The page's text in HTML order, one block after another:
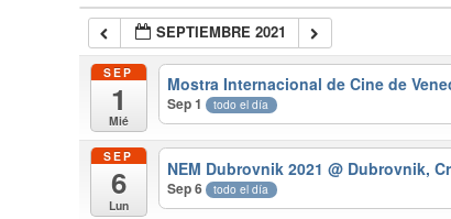
SEPTIEMBRE 2021
SEP
1
Mié
Mostra Internacional de Cine de
Sep 1 todo el día
SEP
6
Lun
NEM Dubrovnik 2021@ Dubrovnik,
Sep 6 todo el día